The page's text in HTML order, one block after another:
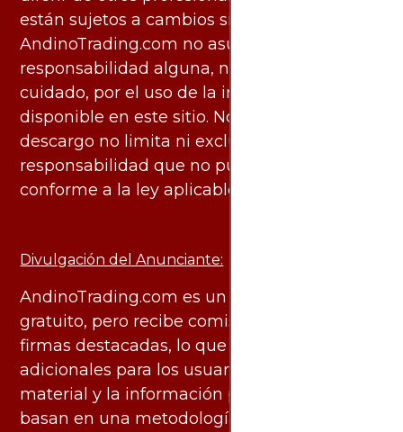
están sujetos a cambios sin previo aviso.
AndinoTrading.com no asume
responsabilidad alguna, ni deber de
cuidado, por el uso de la información
disponible en este sitio. No obstante, este
descargo no limita ni excluye ninguna
responsabilidad que no pueda ser excluida
conforme a la ley aplicable.
Divulgación del Anunciante:
AndinoTrading.com es un sitio de uso
gratuito, pero recibe comisiones de algunas
firmas destacadas, lo que no genera costos
adicionales para los usuarios. Todo el
material y la información publicados se
basan en una metodología imparcial y están